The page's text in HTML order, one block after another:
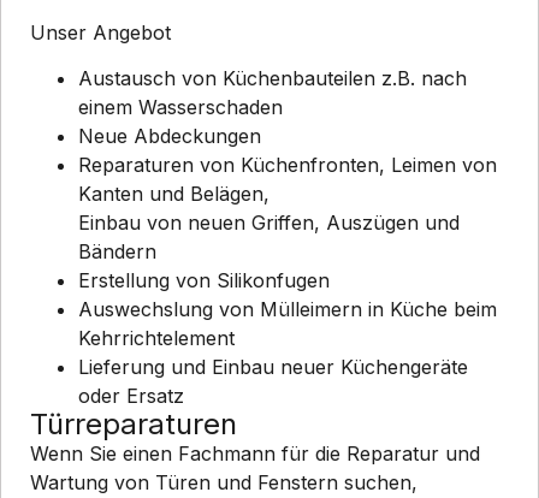
Unser Angebot
Austausch von Küchenbauteilen z.B. nach
einem Wasserschaden
Neue Abdeckungen
Reparaturen von Küchenfronten, Leimen von
Kanten und Belägen,
Einbau von neuen Griffen, Auszügen und
Bändern
Erstellung von Silikonfugen
Auswechslung von Mülleimern in Küche beim
Kehrrichtelement
Lieferung und Einbau neuer Küchengeräte
oder Ersatz
Türreparaturen
Wenn Sie einen Fachmann für die Reparatur und
Wartung von Türen und Fenstern suchen,